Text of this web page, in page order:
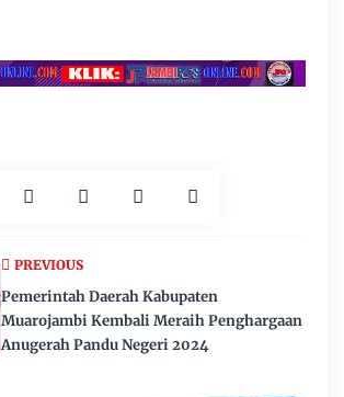
PREVIOUS
Pemerintah Daerah Kabupaten
Muarojambi Kembali Meraih Penghargaan
Anugerah Pandu Negeri 2024